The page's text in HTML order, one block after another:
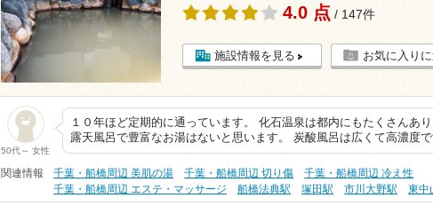
4.0 点 / 147件
施設情報を見る お気に入り
50代～ 女性
１０年ほど定期的に通っています。 化石温泉は都内にもたくさんあ
露天風呂で豊富なお湯はないと思います。 炭酸風呂は広くて高濃度
関連情報 千葉・船橋周辺 美肌の湯 千葉・船橋周辺 切り傷
千葉・船橋周辺 冷え性
千葉・船橋周辺 エステ・マッサージ
船橋法典駅 塚田駅 市川大野駅 東中